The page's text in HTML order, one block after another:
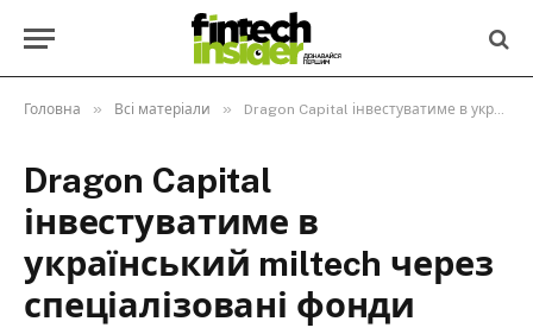
Головна » Всі матеріали » Dragon Capital інвестуватиме в український miltech через спеціалізовані фонди
Dragon Capital
інвестуватиме в
український miltech через
спеціалізовані фонди